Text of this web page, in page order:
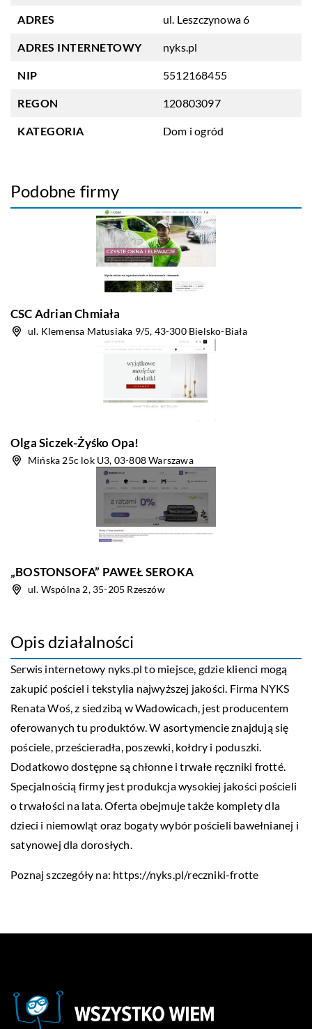
ADRES ul. Leszczynowa 6
ADRES INTERNETOWY nyks.pl
NIP 5512168455
REGON 120803097
KATEGORIA Dom i ogród
Podobne firmy
CSC Adrian Chmiała
ul. Klemensa Matusiaka 9/5, 43-300 Bielsko-Biała
Olga Siczek-Żyśko Opa!
Mińska 25c lok U3, 03-808 Warszawa
„BOSTONSOFA” PAWEŁ SEROKA
ul. Wspólna 2, 35-205 Rzeszów
Opis działalności
Serwis internetowy nyks.pl to miejsce, gdzie klienci mogą
zakupić pościel i tekstylia najwyższej jakości. Firma NYKS
Renata Woś, z siedzibą w Wadowicach, jest producentem
oferowanych tu produktów. W asortymencie znajdują się
pościele, prześcieradła, poszewki, kołdry i poduszki.
Dodatkowo dostępne są chłonne i trwałe ręczniki frotté.
Specjalnością firmy jest produkcja wysokiej jakości pościeli
o trwałości na lata. Oferta obejmuje także komplety dla
dzieci i niemowląt oraz bogaty wybór pościeli bawełnianej i
satynowej dla dorosłych.
Poznaj szczegóły na: https://nyks.pl/reczniki-frotte